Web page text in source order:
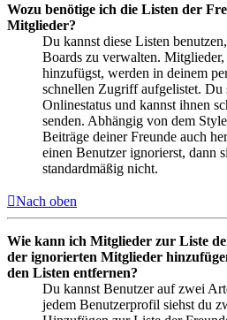
Wozu benötige ich die Listen der
Mitglieder?
Du kannst diese Listen
Boards zu verwalten.
hinzufügst, werden in deinem
schnellen Zugriff aufgelistet. Du
Onlinestatus und kannst ihnen
senden. Abhängig von dem
Beiträge deiner Freunde auch
einen Benutzer ignorierst, dann
standardmäßig nicht.
Nach oben
Wie kann ich Mitglieder zur Liste
der ignorierten Mitglieder
den Listen entfernen?
Du kannst Benutzer auf zwei
jedem Benutzerprofil siehst du